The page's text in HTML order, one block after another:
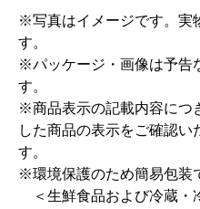
※写真はイメージです。実
す。
※パッケージ・画像は予告
す。
※商品表示の記載内容につ
した商品の表示をご確認い
す。
※環境保護のため簡易包装
＜生鮮食品および冷蔵・